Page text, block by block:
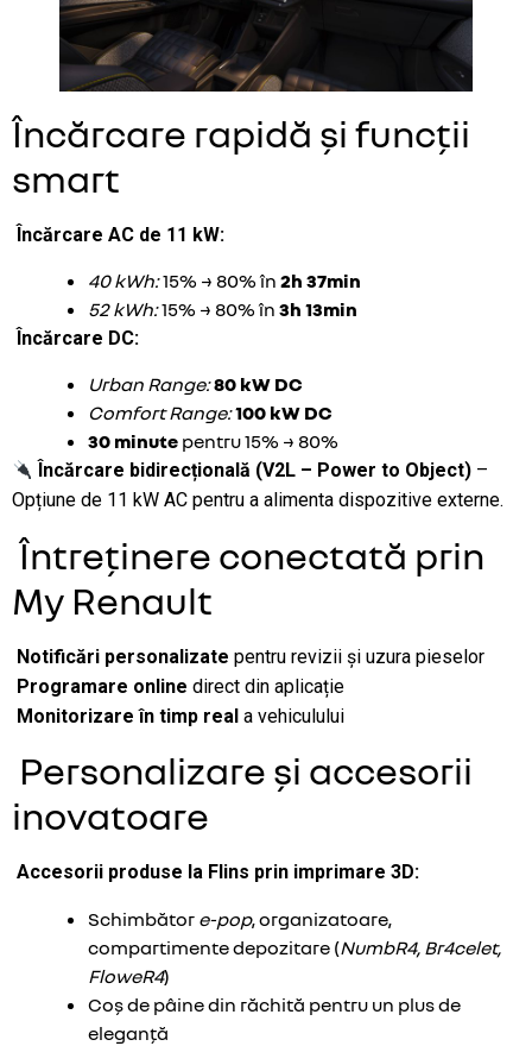
Încărcare rapidă și funcții
smart
Încărcare AC de 11 kW:
40 kWh:15% → 80% în 2h 37min
52 kWh:15% → 80% în 3h 13min
Încărcare DC:
Urban Range:80 kW DC
Comfort Range:100 kW DC
30 minute pentru 15% → 80%
Încărcare bidirecțională (V2L – Power to Object) –
Opțiune de 11 kW AC pentru a alimenta dispozitive externe.
Întreținere conectată prin
My Renault
Notificări personalizate pentru revizii și uzura pieselor
Programare online direct din aplicație
Monitorizare în timp real a vehiculului
Personalizare și accesorii
inovatoare
Accesorii produse la Flins prin imprimare 3D:
Schimbător e-pop, organizatoare,
compartimente depozitare (NumbR4, Br4celet,
FloweR4)
Coș de pâine din răchită pentru un plus de
eleganță